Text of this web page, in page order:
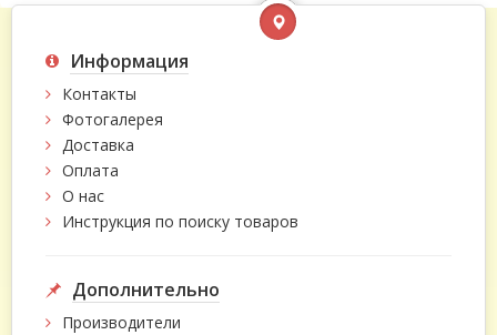
Информация
Контакты
Фотогалерея
Доставка
Оплата
О нас
Инструкция по поиску товаров
Дополнительно
Производители